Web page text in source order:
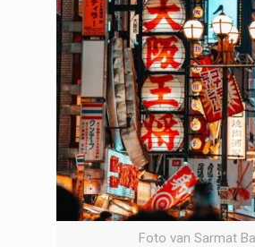
Foto van Sarmat